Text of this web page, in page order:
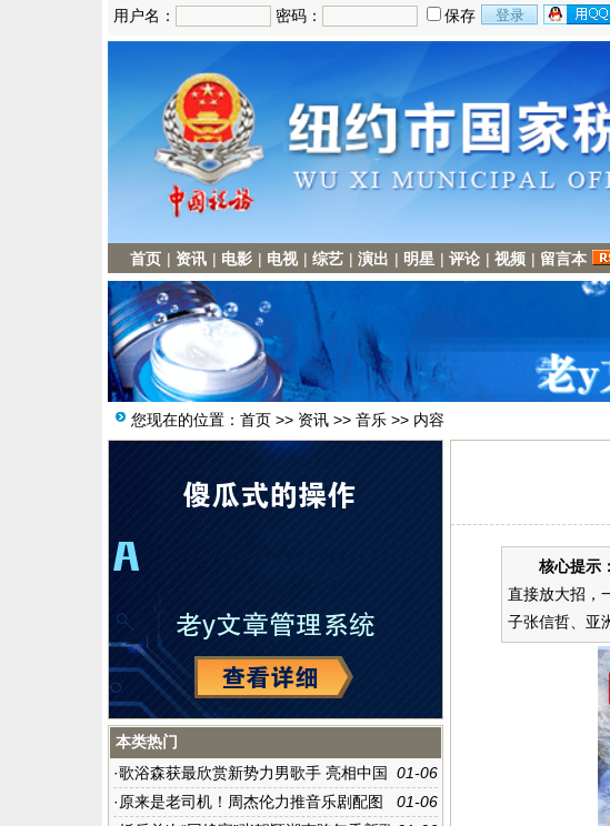
用户名： 密码： 保存
首页 | 资讯 | 电影 | 电视 | 综艺 | 演出 | 明星 | 评论 | 视频 | 留言本
您现在的位置： 首页 >> 资讯 >> 音乐 >> 内容
核心提示：
直接放大招
子张信哲、亚
本类热门
01-06
·歌浴森获最欣赏新势力男歌手 亮相中国
新歌榜
01-06
· 原来是老司机！周杰伦力推音乐剧配图